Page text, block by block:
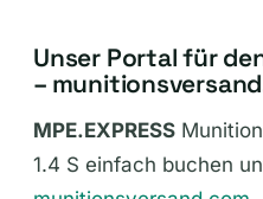
Unser Portal für
–
MPE.EXPRESS
1.4 S einfach buchen